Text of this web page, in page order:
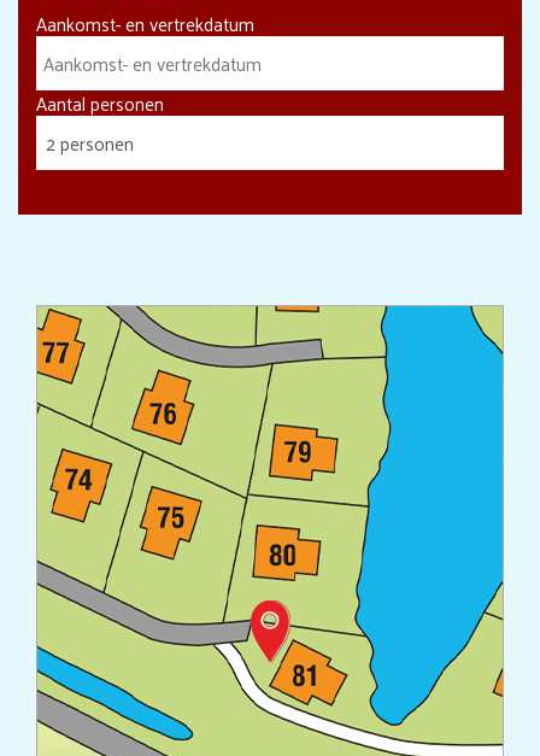
Aankomst- en vertrekdatum
Aantal personen
2 personen